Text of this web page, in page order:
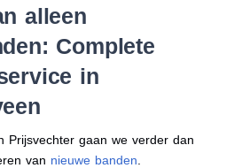
alleen
Complete
in
Prijsvechter gaan we verder dan
van nieuwe banden.